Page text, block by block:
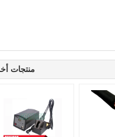
منتجات